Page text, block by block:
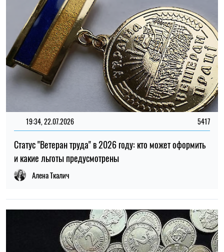
23:00, 26.06.2026 237
Израиль не выпускает десятки украинцев из сектора
Газа, несмотря на включение в списки на эвакуацию
Елена Расенко